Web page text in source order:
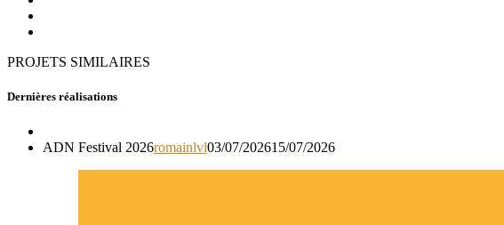
PROJETS SIMILAIRES
Dernières réalisations
ADN Festival 2026romainlvl03/07/202615/07/2026